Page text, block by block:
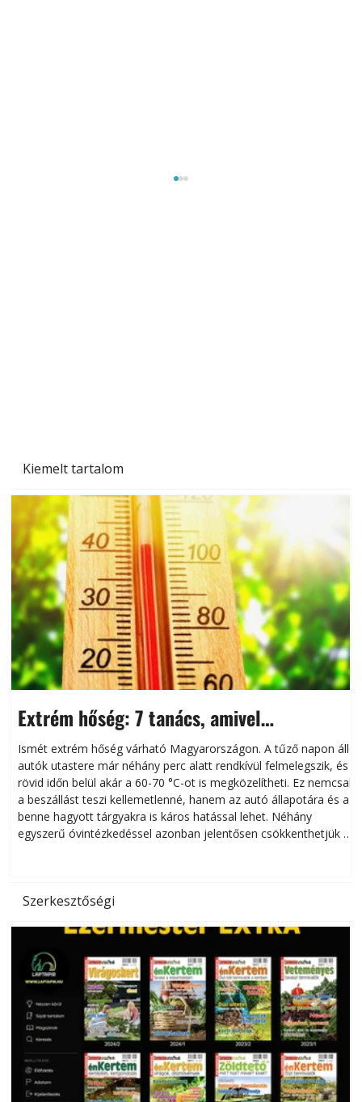
Kiemelt tartalom
Extrém hőség: 7 tanács, amivel
megóvhatjuk autónkat a nyári károktól
Ismét extrém hőség várható Magyarországon. A tűző napon álló
autók utastere már néhány perc alatt rendkívül felmelegszik, és
rövid időn belül akár a 60-70 °C-ot is megközelítheti. Ez nemcsak
a beszállást teszi kellemetlenné, hanem az autó állapotára és a
benne hagyott tárgyakra is káros hatással lehet. Néhány
egyszerű óvintézkedéssel azonban jelentősen csökkenthetjük a
Szerkesztőségi